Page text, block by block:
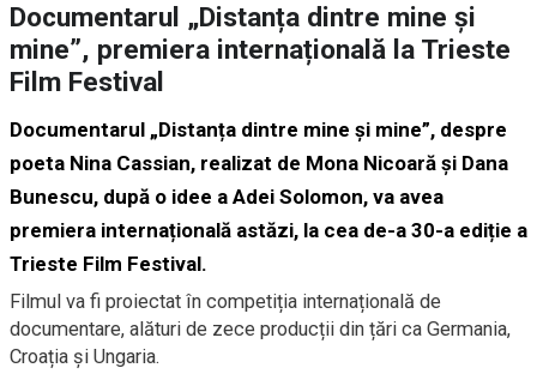
Documentarul „Distanța dintre mine și
mine”, premiera internațională la Trieste
Film Festival
Documentarul „Distanța dintre mine și mine”, despre
poeta Nina Cassian, realizat de Mona Nicoară și Dana
Bunescu, după o idee a Adei Solomon, va avea
premiera internațională astăzi, la cea de-a 30-a ediție a
Trieste Film Festival.
Filmul va fi proiectat în competiția internațională de
documentare, alături de zece producții din țări ca Germania,
Croația și Ungaria.